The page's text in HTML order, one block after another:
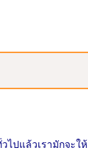
ไปแล้วเรามักจะให้